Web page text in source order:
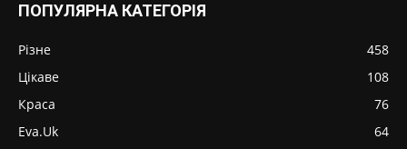
ПОПУЛЯРНА КАТЕГОРІЯ
Різне
458
Цікаве
108
Краса
76
Eva.Uk
64